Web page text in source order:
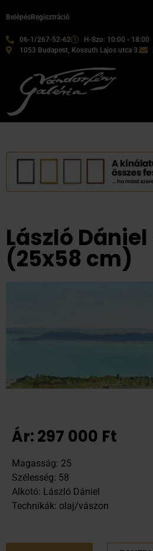
06-1/267-52-62
H-Szo: 10:00 - 18:00
1053 Budapest, Kossuth Lajos utca 3.
BelépésRegisztráció
László
(25x58 cm)
Ár:297 000 Ft
Magasság: 25
Szélesség: 58
Alkotó: László Dániel
Technikák: olaj/vászon